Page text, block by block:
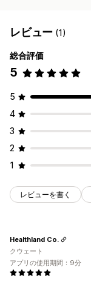
レビュー (1)
総合評価
5
5
4
3
2
1
レビューを書く
Healthland Co.
クウェート
アプリの使用期間：9分